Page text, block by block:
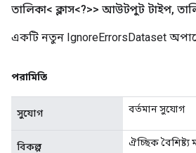
তালিকা< ক্লাস<?>> আউটপুট টাইপ,
একটি নতুন IgnoreErrorsDataset
পরামিতি
সুযোগ বর্তমান সুযোগ
বিকল্প ঐচ্ছিক